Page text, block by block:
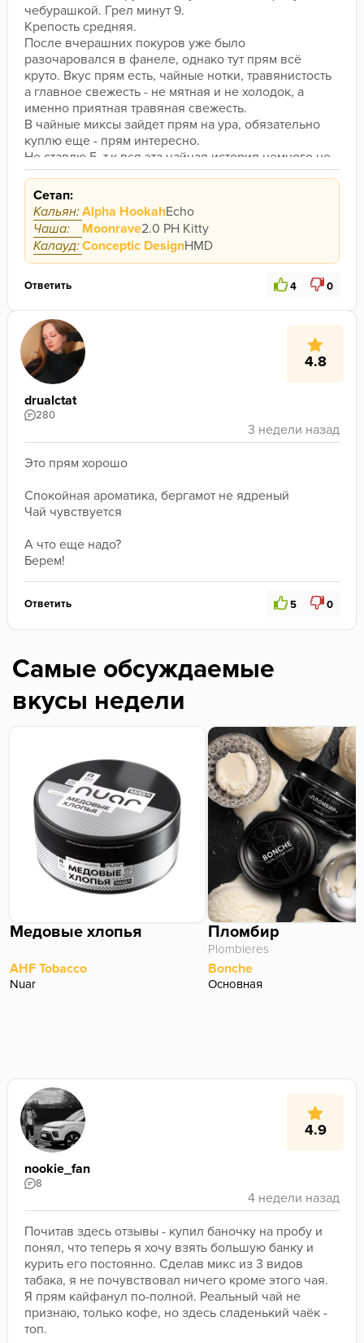
чебурашкой. Грел минут 9.
Крепость средняя.
После вчерашних покуров уже было
разочаровался в фанеле, однако тут прям всё
круто. Вкус прям есть, чайные нотки, травянистость
а главное свежесть - не мятная и не холодок, а
именно приятная травяная свежесть.
В чайные миксы зайдет прям на ура, обязательно
куплю еще - прям интересно.
Не ставлю 5, т.к вся эта чайная история немного не
моя, я больше по десертам или кислым вкусам, но
этот прям хорош.
Сетап:
Кальян:Alpha HookahEcho
Чаша:
Moonrave2.0 PH Kitty
Калауд:Conceptic DesignHMD
Ответить 4 0
4.8
drualctat
280
Это прям хорошо
Спокойная ароматика, бергамот не ядреный
Чай чувствуется
А что еще надо?
Берем!
Ответить 5 0
Самые обсуждаемые
вкусы недели
Медовые хлопья
AHF Tobacco
Nuar
Пломбир
Plombieres
Bonche
Основная
4.9
nookie_fan
8
Почитав здесь отзывы - купил баночку на пробу и
понял, что теперь я хочу взять большую банку и
курить его постоянно. Сделав микс из 3 видов
табака, я не почувствовал ничего кроме этого чая.
Я прям кайфанул по-полной. Реальный чай не
признаю, только кофе, но здесь сладенький чаёк -
топ.